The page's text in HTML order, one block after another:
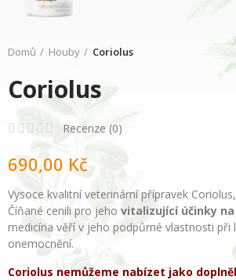
Domů Houby Coriolus
Coriolus
Recenze (0)
690,00 Kč
Vysoce kvalitní veterinární přípravek
Číňané cenili pro jeho vitalizující účinky
medicína věří v jeho podpůrné vlastnosti při
onemocnění.
Coriolus nemůžeme nabízet jako